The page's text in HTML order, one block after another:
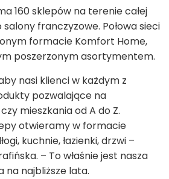
160 sklepów na terenie całej
salony franczyzowe. Połowa sieci
formacie Komfort Home,
poszerzonym asortymentem.
nasi klienci w każdym z
pozwalające na
mieszkania od A do Z.
otwieramy w formacie
kuchnie, łazienki, drzwi –
– To właśnie jest nasza
na najbliższe lata.